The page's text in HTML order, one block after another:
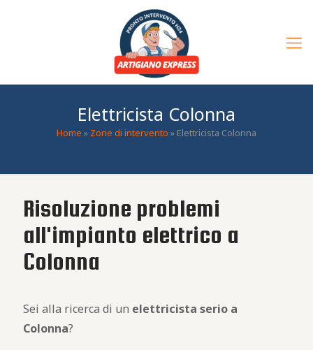
Elettricista Colonna
Home » Zone di intervento » Elettricista Colonna
Risoluzione problemi
all'impianto elettrico a
Colonna
Sei alla ricerca di un elettricista serio a
Colonna?